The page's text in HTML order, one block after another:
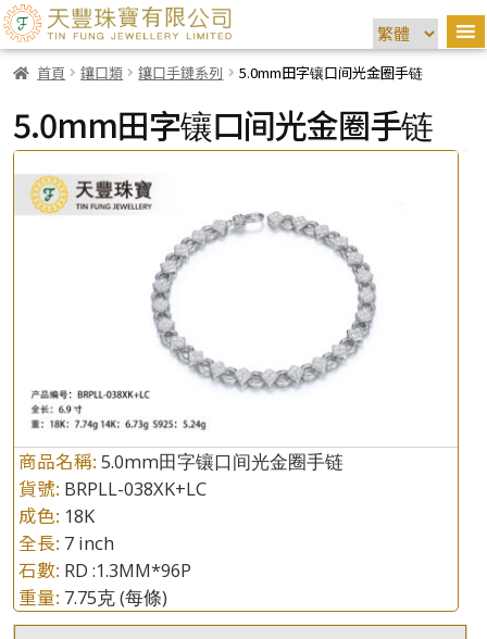
首頁 鑲口類 鑲口手鏈系列 5.0mm田字镶口间光金圈手链
5.0mm田字镶口间光金圈手链
商品名稱: 5.0mm田字镶口间光金圈手链
貨號: BRPLL-038XK+LC
成色: 18K
全長: 7 inch
石數: RD :1.3MM*96P
重量: 7.75克(每條)